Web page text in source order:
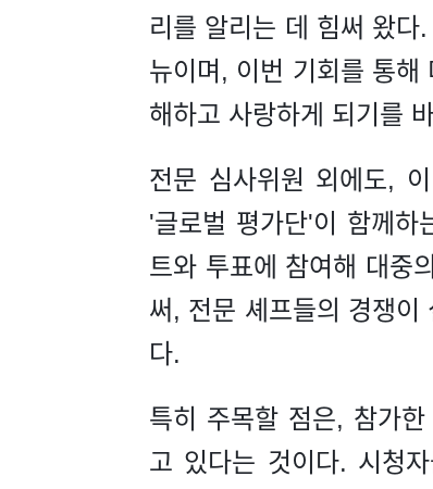
리를 알리는 데 힘써 왔다
뉴이며, 이번 기회를 통해
해하고 사랑하게 되기를
전문 심사위원 외에도,
'글로벌 평가단'이 함께하
트와 투표에 참여해 대중
써, 전문 셰프들의 경쟁이
다.
특히 주목할 점은, 참가
고 있다는 것이다. 시청